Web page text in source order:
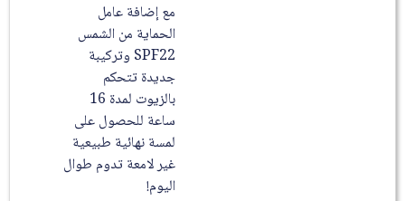
مع إضافة عامل
الحماية من الشمس
SPF22 وتركيبة
جديدة تتحكم
بالزيوت لمدة 16
ساعة للحصول على
لمسة نهائية طبيعية
غير لامعة تدوم طوال
اليوم!